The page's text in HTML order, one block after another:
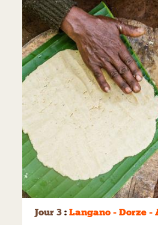
Jour 3 : Langano - Dorze -